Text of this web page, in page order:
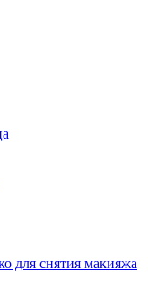
для снятия макияжа